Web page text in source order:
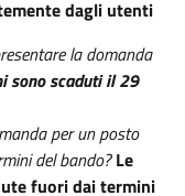
dagli utenti
la domanda
sono scaduti il 29
per un posto
del bando?Le
fuori dai termini